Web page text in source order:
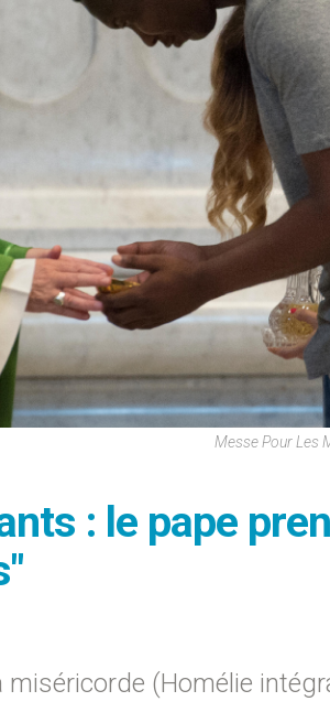
Messe Pour Les
: le pape
(Homélie